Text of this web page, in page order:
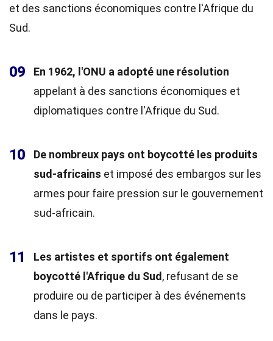
et des sanctions économiques contre l'Afrique du
Sud.
09
En 1962, l'ONU a adopté une résolution
appelant à des sanctions économiques et
diplomatiques contre l'Afrique du Sud.
10
De nombreux pays ont boycotté les produits
sud-africains et imposé des embargos sur les
armes pour faire pression sur le gouvernement
sud-africain.
11
Les artistes et sportifs ont également
boycotté l'Afrique du Sud , refusant de se
produire ou de participer à des événements
dans le pays.